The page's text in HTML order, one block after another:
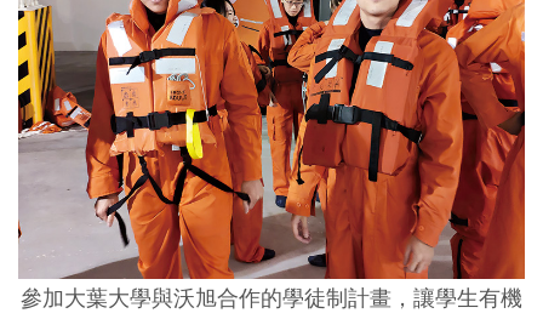
參加大葉大學與沃旭合作的學徒制計畫，讓學生有機